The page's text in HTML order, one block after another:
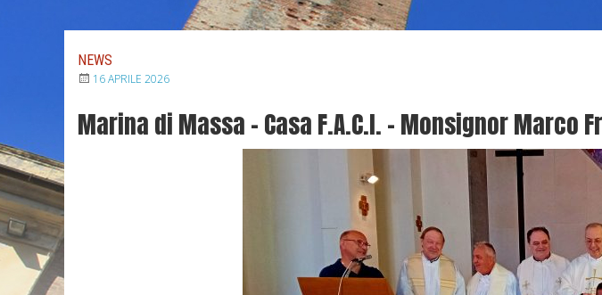
NEWS
16 APRILE 2026
Marina di Massa – Casa F.A.C.I. – Monsignor